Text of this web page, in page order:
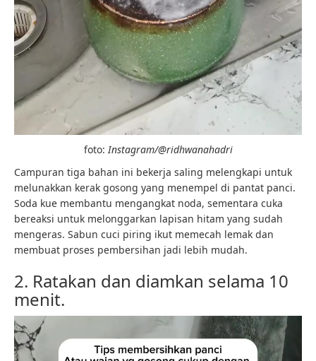
foto:Instagram/@ridhwanahadri
Campuran tiga bahan ini bekerja saling melengkapi untuk
melunakkan kerak gosong yang menempel di pantat panci.
Soda kue membantu mengangkat noda, sementara cuka
bereaksi untuk melonggarkan lapisan hitam yang sudah
mengeras. Sabun cuci piring ikut memecah lemak dan
membuat proses pembersihan jadi lebih mudah.
2. Ratakan dan diamkan selama 10
menit.